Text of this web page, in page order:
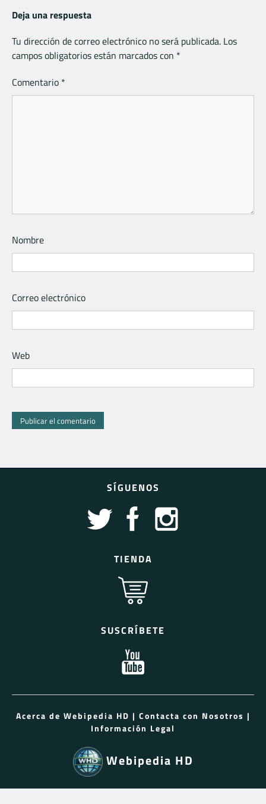
Deja una respuesta
Tu dirección de correo electrónico no será publicada. Los
campos obligatorios están marcados con *
Comentario *
Nombre
Correo electrónico
Web
SÍGUENOS
TIENDA
SUSCRÍBETE
Acerca de Webipedia HD | Contacta con Nosotros |
Información Legal
Webipedia HD